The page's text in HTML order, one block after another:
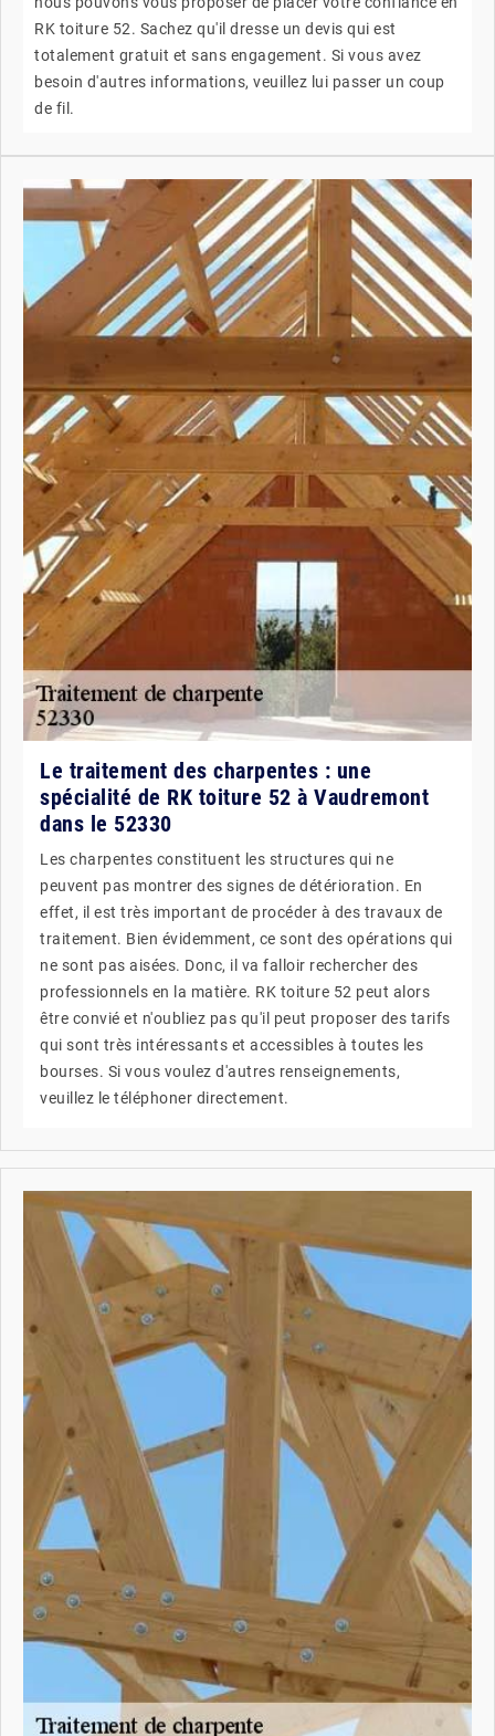
RK toiture 52. Sachez qu'il dresse un devis qui est
totalement gratuit et sans engagement. Si vous avez
besoin d'autres informations, veuillez lui passer un coup
de fil.
Le traitement des charpentes : une
spécialité de RK toiture 52 à Vaudremont
dans le 52330
Les charpentes constituent les structures qui ne
peuvent pas montrer des signes de détérioration. En
effet, il est très important de procéder à des travaux de
traitement. Bien évidemment, ce sont des opérations qui
ne sont pas aisées. Donc, il va falloir rechercher des
professionnels en la matière. RK toiture 52 peut alors
être convié et n'oubliez pas qu'il peut proposer des tarifs
qui sont très intéressants et accessibles à toutes les
bourses. Si vous voulez d'autres renseignements,
veuillez le téléphoner directement.